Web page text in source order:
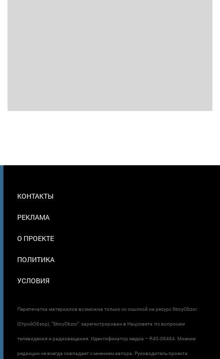
В
КОНТАКТЫ
РЕКЛАМА
О ПРОЕКТЕ
ПОЛИТИКА
УСЛОВИЯ
Перепечатка материалов возможна только со ссылкой на ресурс StroyObzor
(СтройОбзор). "StroyObzor" зарегистрирован в Нацсовете по вопросам
телевидения и радиовещания. Идентификатор медиа – R40-06464. Мнение
редакции не всегда совпадает с мнением автора. Руководитель проекта